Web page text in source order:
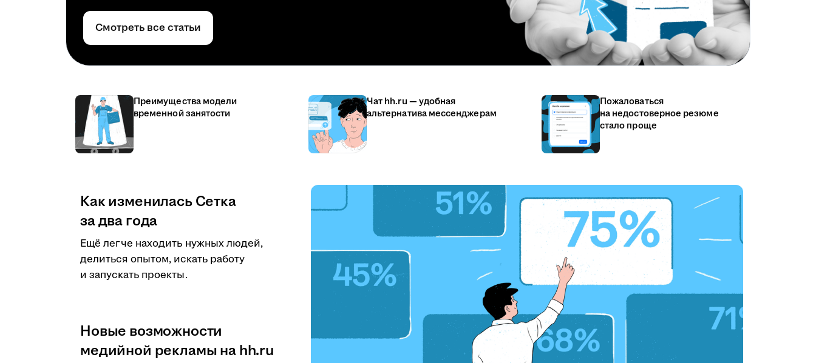
Смотреть все статьи
Преимущества модели
временной занятости
Чат hh.ru — удобная
альтернатива мессенджерам
Пожаловаться
на недостоверное резюме
стало проще
Как изменилась Сетка
за два года
Ещё легче находить нужных людей,
делиться опытом, искать работу
и запускать проекты.
Новые возможности
медийной рекламы на hh.ru